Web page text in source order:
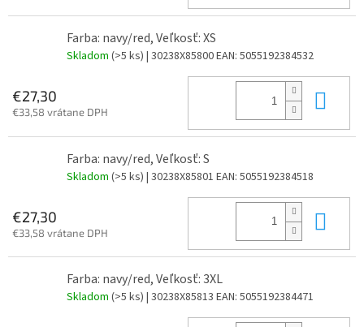
Farba: navy/red, Veľkosť: XS
Skladom (>5 ks) | 30238X85800EAN: 5055192384532
€27,30
€33,58 vrátane DPH
Farba: navy/red, Veľkosť: S
Skladom (>5 ks) | 30238X85801 EAN: 5055192384518
€27,30
€33,58 vrátane DPH
Farba: navy/red, Veľkosť: 3XL
Skladom (>5 ks) | 30238X85813 EAN: 5055192384471